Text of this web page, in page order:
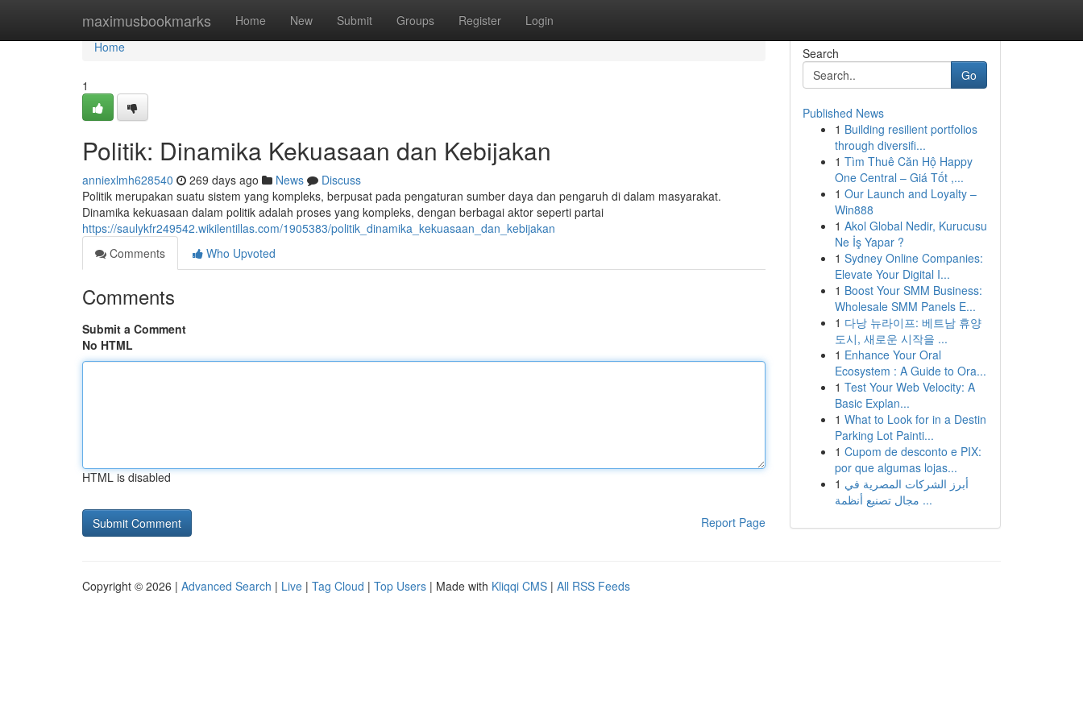
maximusbookmarks Home New Submit Groups Register Login
Home
Home
1
Politik: Dinamika Kekuasaan dan Kebijakan
anniexlmh628540 269 days ago News
Discuss
Politik merupakan suatu sistem yang kompleks, berpusat pada pengaturan sumber daya dan pengaruh di dalam masyarakat.
Dinamika kekuasaan dalam politik adalah proses yang kompleks, dengan berbagai aktor seperti partai
https://saulykfr249542.wikilentillas.com/1905383/politik_dinamika_kekuasaan_dan_kebijakan
Comments
Who Upvoted
Comments
Submit a Comment
No HTML
HTML is disabled
Report Page
Search
Go
Published News
1 Building resilient portfolios
through diversifi...
1 Tìm Thuê Căn Hộ Happy
One Central – Giá Tốt ,...
1 Our Launch and Loyalty –
Win888
1 Akol Global Nedir, Kurucusu
Ne İş Yapar ?
1 Sydney Online Companies:
Elevate Your Digital I...
1 Boost Your SMM Business:
Wholesale SMM Panels E...
1 다낭 뉴라이프: 베트남 휴양
도시, 새로운 시작을 ...
1 Enhance Your Oral
Ecosystem : A Guide to Ora...
1 Test Your Web Velocity: A
Basic Explan...
1 What to Look for in a Destin
Parking Lot Painti...
1 Cupom de desconto e PIX:
por que algumas lojas...
1 أبرز الشركات المصرية في
مجال تصنيع أنظمة ...
Copyright © 2026 | Advanced Search | Live | Tag Cloud | Top Users | Made with Kliqqi CMS | All RSS Feeds